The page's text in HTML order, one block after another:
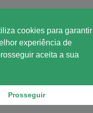
cookies para garantir
experiência de
aceita a sua
Prosseguir